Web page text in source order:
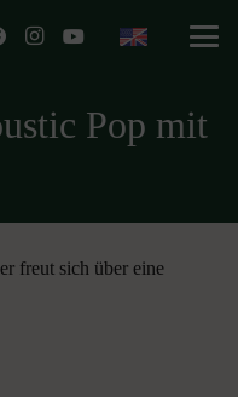
Pop mit
freut sich über eine